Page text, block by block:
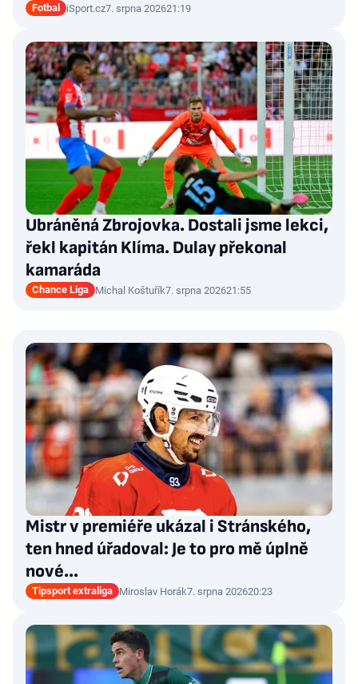
Fotbal iSport.cz7. srpna 202621:19
Ubráněná Zbrojovka. Dostali jsme lekci,
řekl kapitán Klíma. Dulay překonal
kamaráda
Chance Liga Michal Koštuřík7. srpna 202621:55
Mistr v premiéře ukázal i Stránského,
ten hned úřadoval: Je to pro mě úplně
nové…
Tipsport extraliga Miroslav Horák7. srpna 202620:23